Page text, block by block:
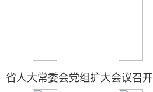
省人大常委会党组扩大会议召开